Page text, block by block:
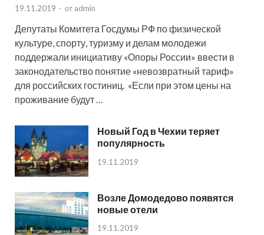
19.11.2019 - от admin
Депутаты Комитета Госдумы РФ по физической
культуре, спорту, туризму и делам молодежи
поддержали инициативу «Опоры России» ввести в
законодательство понятие «невозвратный тариф»
для российских гостиниц. «Если при этом цены на
проживание будут …
Новый Год в Чехии теряет
популярность
19.11.2019
Возле Домодедово появятся
новые отели
19.11.2019